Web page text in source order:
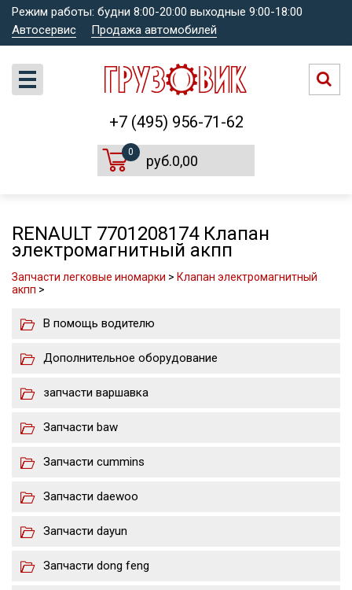
Режим работы: будни 8:00-20:00 выходные 9:00-18:00
Автосервис
Продажа автомобилей
+7 (495) 956-71-62
0
руб.0,00
RENAULT 7701208174 Клапан
электромагнитный акпп
Запчасти легковые иномарки > Клапан электромагнитный
акпп >
В помощь водителю
Дополнительное оборудование
запчасти варшавка
Запчасти baw
Запчасти cummins
Запчасти daewoo
Запчасти dayun
Запчасти dong feng